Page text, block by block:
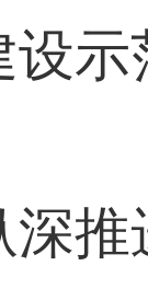
设示
推